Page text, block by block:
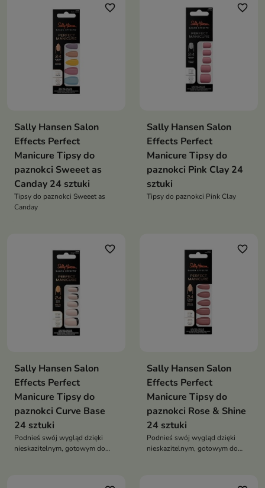
favorite_border
Sally Hansen Salon
Effects Perfect
Manicure Tipsy do
paznokci Sweeet as
Canday 24 sztuki
Tipsy do paznokci Sweeet as
Canday
favorite_border
Sally Hansen Salon
Effects Perfect
Manicure Tipsy do
paznokci Pink Clay 24
sztuki
Tipsy do paznokci Pink Clay
favorite_border
Sally Hansen Salon
Effects Perfect
Manicure Tipsy do
paznokci Curve Base
24 sztuki
Podnieś swój wygląd dzięki
nieskazitelnym, gotowym do
favorite_border
Sally Hansen Salon
Effects Perfect
Manicure Tipsy do
paznokci Rose & Shine
24 sztuki
Podnieś swój wygląd dzięki
nieskazitelnym, gotowym do